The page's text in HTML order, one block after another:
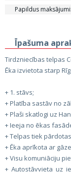
Papildus maksājumi:
Īpašuma
Tirdzniecības telpas
Ēka izvietota starp
+ 1. stāvs;
+ Platība sastāv no
+ Plaši skatlogi uz
+ Ieeja no ēkas
+ Telpas tiek
+ Ēka aprīkota ar
+ Visu komuniāciju
+ Autostāvvieta uz